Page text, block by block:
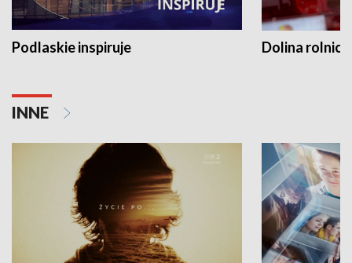
Podlaskie inspiruje Dolina
INNE